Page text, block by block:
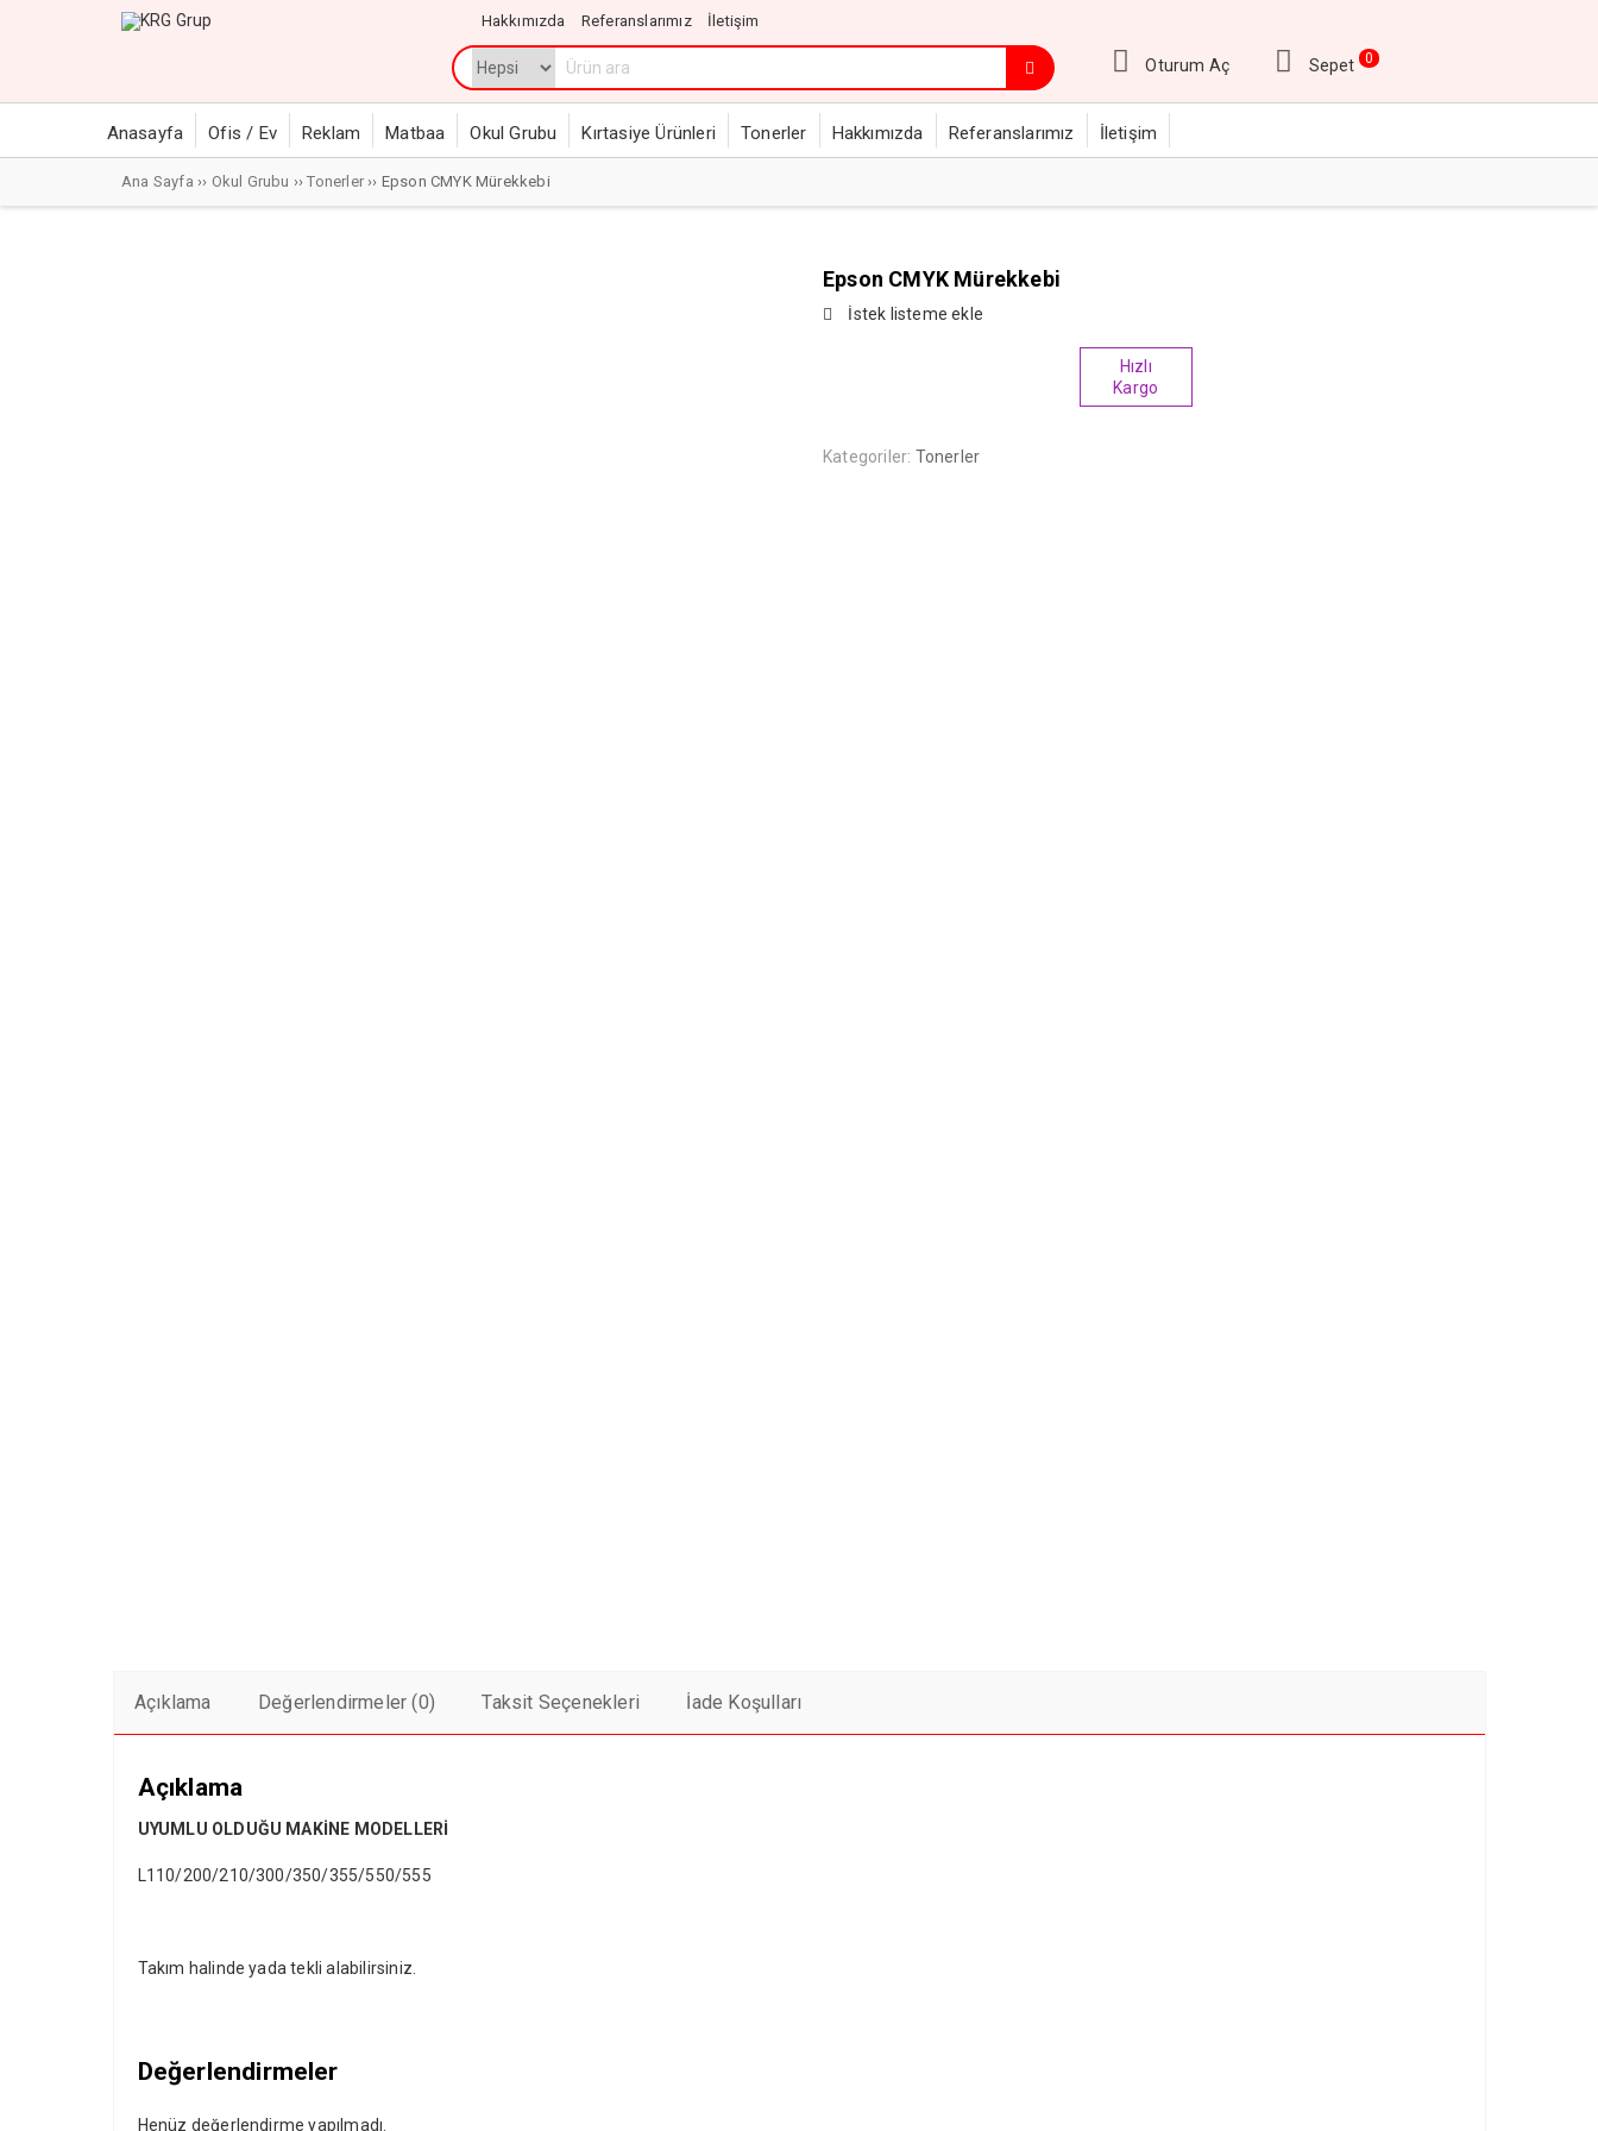
Hakkımızda Referanslarımız İletişim
Oturum Aç Sepet 0
Anasayfa Ofis / Ev Reklam Matbaa Okul Grubu Kırtasiye Ürünleri Tonerler Hakkımızda Referanslarımız İletişim
Ana Sayfa ›› Okul Grubu ››Tonerler ›› Epson CMYK Mürekkebi
Epson CMYK Mürekkebi
İstek listeme ekle
Hızlı
Kargo
Kategoriler: Tonerler
Açıklama Değerlendirmeler (0) Taksit Seçenekleri İade Koşulları
Açıklama
UYUMLU OLDUĞU MAKİNE MODELLERİ
L110/200/210/300/350/355/550/555
Takım halinde yada tekli alabilirsiniz.
Değerlendirmeler
Henüz değerlendirme yapılmadı.